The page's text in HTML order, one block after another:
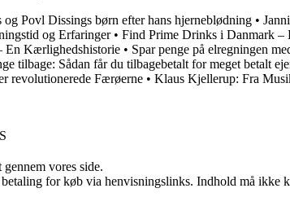
og Povl Dissings børn efter hans hjerneblødning •
og Erfaringer• Find Prime Drinks i Danmark –
En Kærlighedshistorie • Spar penge på elregningen
tilbage: Sådan får du tilbagebetalt for meget betalt
revolutionerede Færøerne • Klaus Kjellerup: Fra
vores side.
for køb via henvisningslinks. Indhold må ikke